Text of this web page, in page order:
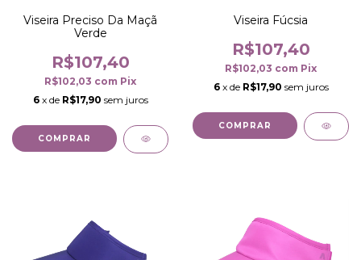
Viseira Preciso Da Maçã
Verde
R$107,40
R$102,03 com Pix
6 x de R$17,90 sem juros
COMPRAR
Viseira Fúcsia
R$107,40
R$102,03 com Pix
6 x de R$17,90 sem juros
COMPRAR